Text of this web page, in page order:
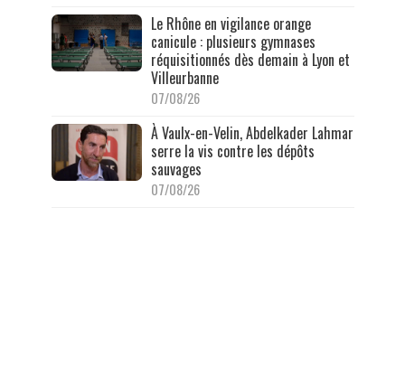
Le Rhône en vigilance orange
canicule : plusieurs gymnases
réquisitionnés dès demain à Lyon et
Villeurbanne
07/08/26
À Vaulx-en-Velin, Abdelkader Lahmar
serre la vis contre les dépôts
sauvages
07/08/26